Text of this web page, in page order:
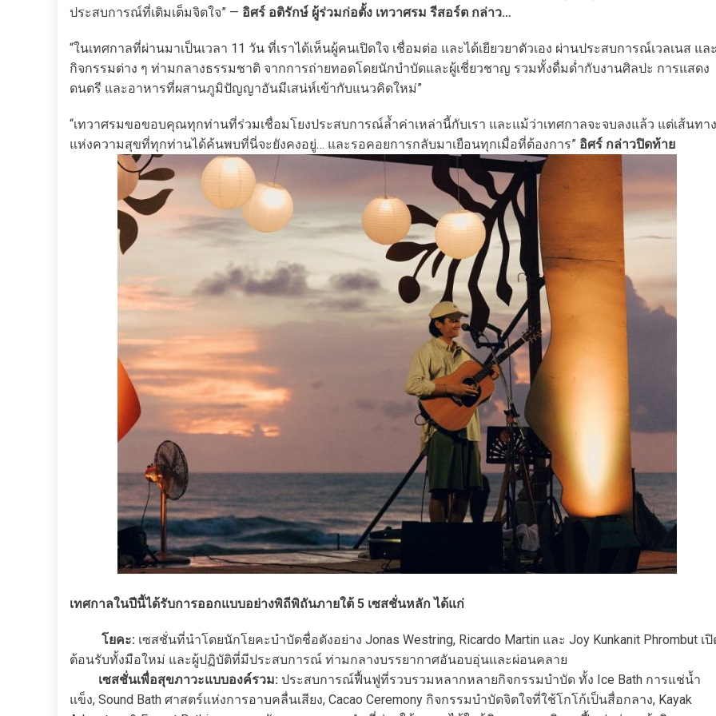
ประสบการณ์ที่เติมเต็มจิตใจ” — อิศร์ อติรักษ์ ผู้ร่วมก่อตั้ง เทวาศรม รีสอร์ต กล่าว…
“ในเทศกาลที่ผ่านมาเป็นเวลา 11 วัน ที่เราได้เห็นผู้คนเปิดใจ เชื่อมต่อ และได้เยียวยาตัวเอง ผ่านประสบการณ์เวลเนส แล
กิจกรรมต่าง ๆ ท่ามกลางธรรมชาติ จากการถ่ายทอดโดยนักบำบัดและผู้เชี่ยวชาญ รวมทั้งดื่มด่ำกับงานศิลปะ การแสดง
ดนตรี และอาหารที่ผสานภูมิปัญญาอันมีเสน่ห์เข้ากับแนวคิดใหม่”
“เทวาศรมขอขอบคุณทุกท่านที่ร่วมเชื่อมโยงประสบการณ์ล้ำค่าเหล่านี้กับเรา และแม้ว่าเทศกาลจะจบลงแล้ว แต่เส้นทาง
แห่งความสุขที่ทุกท่านได้ค้นพบที่นี่จะยังคงอยู่… และรอคอยการกลับมาเยือนทุกเมื่อที่ต้องการ” อิศร์ กล่าวปิดท้าย
เทศกาลในปีนี้ได้รับการออกแบบอย่างพิถีพิถันภายใต้ 5 เซสชั่นหลัก ได้แก่
โยคะ: เซสชั่นที่นำโดยนักโยคะบำบัดชื่อดังอย่าง Jonas Westring, Ricardo Martin และ Joy Kunkanit Phrombut เ
ต้อนรับทั้งมือใหม่ และผู้ปฏิบัติที่มีประสบการณ์ ท่ามกลางบรรยากาศอันอบอุ่นและผ่อนคลาย
เซสชั่นเพื่อสุขภาวะแบบองค์รวม: ประสบการณ์ฟื้นฟูที่รวบรวมหลากหลายกิจกรรมบำบัด ทั้ง Ice Bath การแช่น้ำ
แข็ง, Sound Bath ศาสตร์แห่งการอาบคลื่นเสียง, Cacao Ceremony กิจกรรมบำบัดจิตใจที่ใช้โกโก้เป็นสื่อกลาง, Kayak